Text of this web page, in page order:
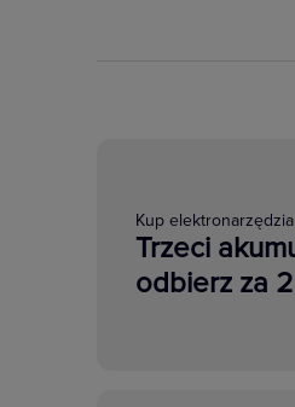
Kup
Trzeci
odbierz za 2